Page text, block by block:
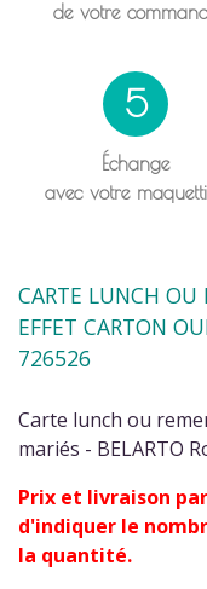
de votre
5
Échange
avec votre
CARTE LUNCH OU
EFFET CARTON
726526
Carte lunch ou
mariés - BELARTO
Prix et livraison
d'indiquer le
la quantité.